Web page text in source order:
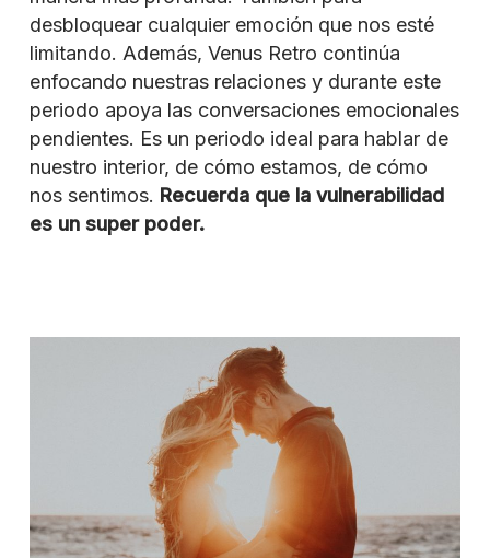
desbloquear cualquier emoción que nos esté
limitando. Además, Venus Retro continúa
enfocando nuestras relaciones y durante este
periodo apoya las conversaciones emocionales
pendientes. Es un periodo ideal para hablar de
nuestro interior, de cómo estamos, de cómo
nos sentimos. Recuerda que la vulnerabilidad
es un super poder.